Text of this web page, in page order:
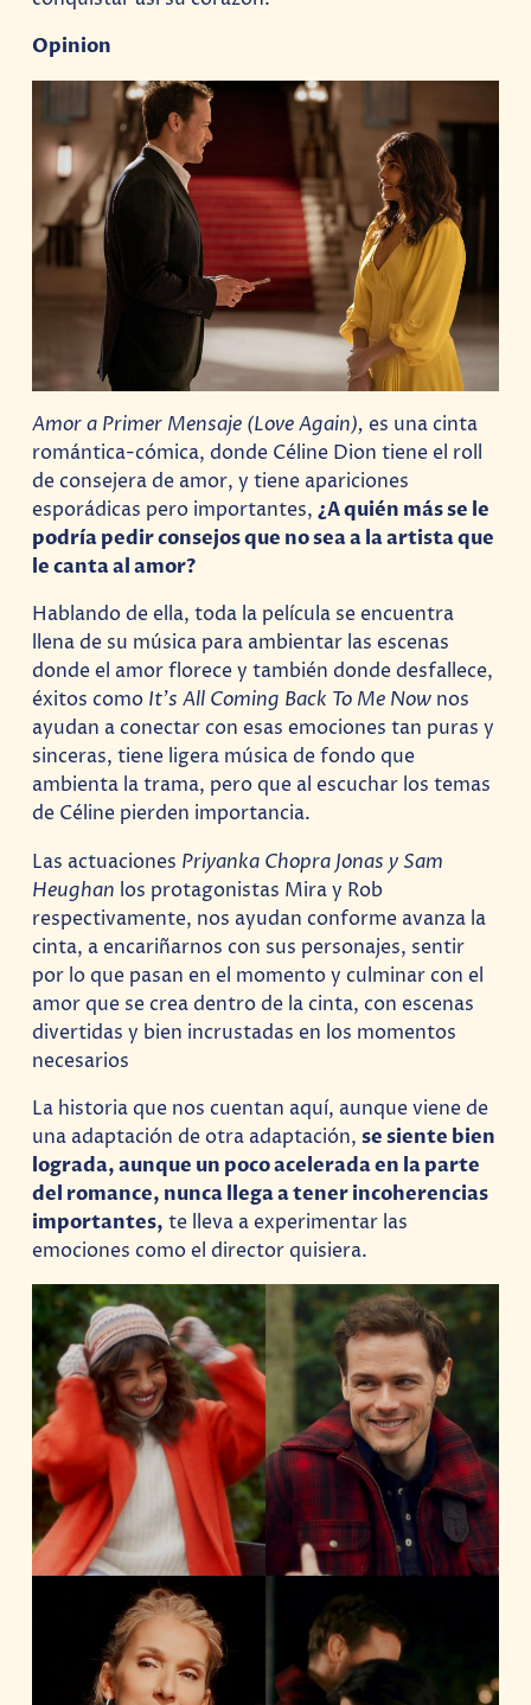
Opinion
Amor a Primer Mensaje (Love Again), es una cinta
romántica-cómica, donde Céline Dion tiene el roll
de consejera de amor, y tiene apariciones
esporádicas pero importantes,¿A quién más se le
podría pedir consejos que no sea a la artista que
le canta al amor?
Hablando de ella, toda la película se encuentra
llena de su música para ambientar las escenas
donde el amor florece y también donde desfallece,
éxitos como It’s All Coming Back To Me Now nos
ayudan a conectar con esas emociones tan puras y
sinceras, tiene ligera música de fondo que
ambienta la trama, pero que al escuchar los temas
de Céline pierden importancia.
Las actuaciones Priyanka Chopra Jonas y Sam
Heughan los protagonistas Mira y Rob
respectivamente, nos ayudan conforme avanza la
cinta, a encariñarnos con sus personajes, sentir
por lo que pasan en el momento y culminar con el
amor que se crea dentro de la cinta, con escenas
divertidas y bien incrustadas en los momentos
necesarios
La historia que nos cuentan aquí, aunque viene de
una adaptación de otra adaptación,se siente bien
lograda, aunque un poco acelerada en la parte
del romance, nunca llega a tener incoherencias
importantes, te lleva a experimentar las
emociones como el director quisiera.